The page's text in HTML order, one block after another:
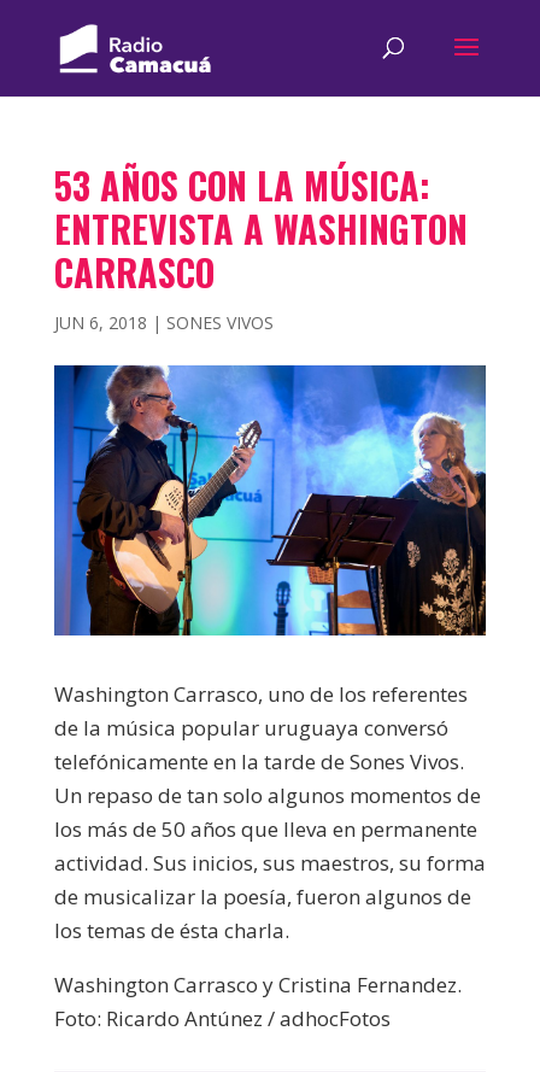
53 AÑOS CON LA MÚSICA:
ENTREVISTA A WASHINGTON
CARRASCO
JUN 6, 2018 | SONES VIVOS
Washington Carrasco, uno de los referentes
de la música popular uruguaya conversó
telefónicamente en la tarde de Sones Vivos.
Un repaso de tan solo algunos momentos de
los más de 50 años que lleva en permanente
actividad. Sus inicios, sus maestros, su forma
de musicalizar la poesía, fueron algunos de
los temas de ésta charla.
Washington Carrasco y Cristina Fernandez.
Foto: Ricardo Antúnez / adhocFotos